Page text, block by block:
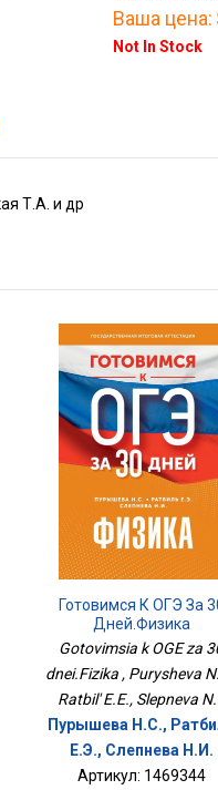
Ваша цена:
Not In Stock
Т.А. и др
Готовимся К ОГЭ За
Дней.Физика
Gotovimsia k OGE za
dnei.Fizika , Purysheva
Ratbil' E.E., Slepneva
Пурышева Н.С.,
Е.Э., Слепнева Н.И.
Артикул: 1469344